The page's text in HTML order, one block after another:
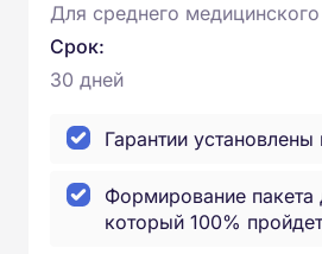
Для среднего
Срок:
30 дней
Гарантии
Формирование пакета
который 100%